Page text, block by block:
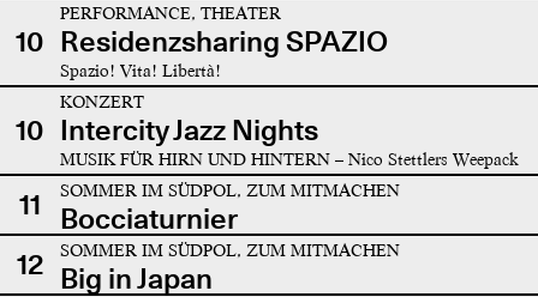
10
PERFORMANCE, THEATER
Residenzsharing SPAZIO
Spazio! Vita! Libertà!
10
KONZERT
Intercity Jazz Nights
MUSIK FÜR HIRN UND HINTERN – Nico Stettlers Weepack
11 SOMMER IM SÜDPOL, ZUM MITMACHEN
Bocciaturnier
12
SOMMER IM SÜDPOL, ZUM MITMACHEN
Big in Japan